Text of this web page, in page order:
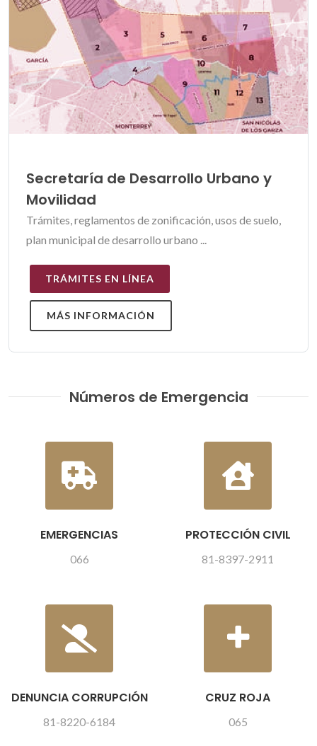
Secretaría de Desarrollo Urbano y
Movilidad
Trámites, reglamentos de zonificación, usos de suelo,
plan municipal de desarrollo urbano ...
TRÁMITES EN LÍNEA
MÁS INFORMACIÓN
Números de Emergencia
EMERGENCIAS
066
PROTECCIÓN CIVIL
81-8397-2911
DENUNCIA CORRUPCIÓN
81-8220-6184
CRUZ ROJA
065